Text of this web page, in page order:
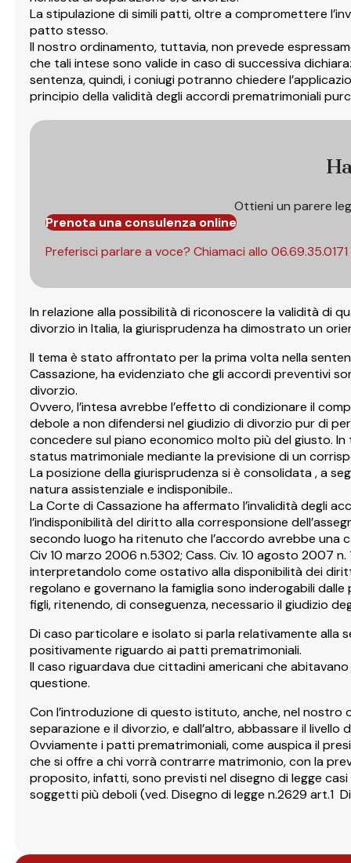
La stipulazione di simili patti, oltre a compromettere
patto stesso.
Il nostro ordinamento, tuttavia, non prevede
che tali intese sono valide in caso di successiva
sentenza, quindi, i coniugi potranno chiedere
principio della validità degli accordi prematrimoniali
Ottieni un parere
Prenota una consulenza online
Preferisci parlare a voce? Chiamaci allo 06.69.35.0171
In relazione alla possibilità di riconoscere la validità di
divorzio in Italia, la giurisprudenza ha dimostrato un
Il tema è stato affrontato per la prima volta nella
Cassazione, ha evidenziato che gli accordi preventivi
divorzio.
Ovvero, l’intesa avrebbe l’effetto di condizionare il
debole a non difendersi nel giudizio di divorzio pur di
concedere sul piano economico molto più del giusto.
status matrimoniale mediante la previsione di un
La posizione della giurisprudenza si è consolidata , a
natura assistenziale e indisponibile..
La Corte di Cassazione ha affermato l’invalidità degli
l’indisponibilità del diritto alla corresponsione
secondo luogo ha ritenuto che l’accordo avrebbe una
Civ 10 marzo 2006 n.5302; Cass. Civ. 10 agosto 2007
interpretandolo come ostativo alla disponibilità dei
regolano e governano la famiglia sono inderogabili
figli, ritenendo, di conseguenza, necessario il giudizio
Di caso particolare e isolato si parla relativamente alla
positivamente riguardo ai patti prematrimoniali.
Il caso riguardava due cittadini americani che
questione.
Con l’introduzione di questo istituto, anche, nel
separazione e il divorzio, e dall’altro, abbassare il
Ovviamente i patti prematrimoniali, come auspica il
che si offre a chi vorrà contrarre matrimonio, con la
proposito, infatti, sono previsti nel disegno di legge
soggetti più deboli (ved. Disegno di legge n.2629 art.1